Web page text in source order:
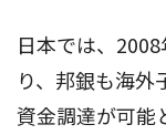
日本では、
り、邦銀も海外
資金調達が可能